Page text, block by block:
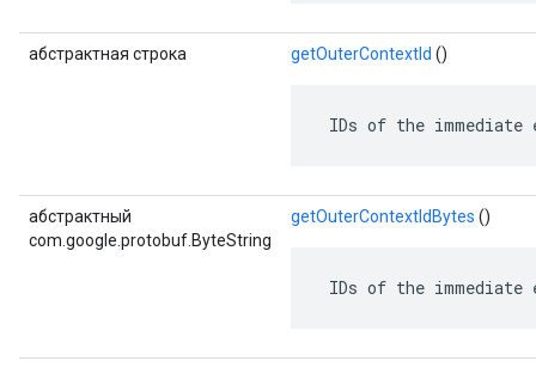
абстрактная строка getOuterContextId ()
IDs of the
абстрактный
com.google.protobuf.ByteString
getOuterContextIdBytes ()
IDs of the